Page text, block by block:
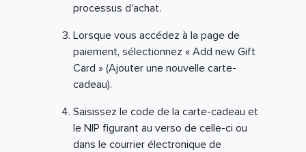
processus d'achat.
Lorsque vous accédez à la page de
paiement, sélectionnez « Add new Gift
Card » (Ajouter une nouvelle carte-
cadeau).
Saisissez le code de la carte-cadeau et
le NIP figurant au verso de celle-ci ou
dans le courrier électronique de